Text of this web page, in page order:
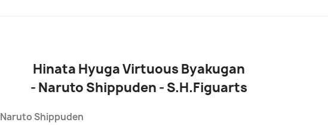
Hinata Hyuga Virtuous Byakugan
- Naruto Shippuden - S.H.Figuarts
NarutoShippuden